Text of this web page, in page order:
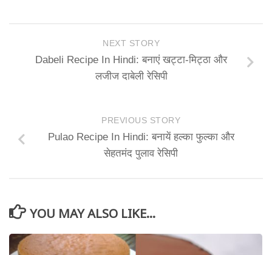
NEXT STORY
Dabeli Recipe In Hindi: बनाएं खट्टा-मिट्ठा और
लजीज दाबेली रेसिपी
PREVIOUS STORY
Pulao Recipe In Hindi: बनायें हल्का फुल्का और
सेहतमंद पुलाव रेसिपी
YOU MAY ALSO LIKE...